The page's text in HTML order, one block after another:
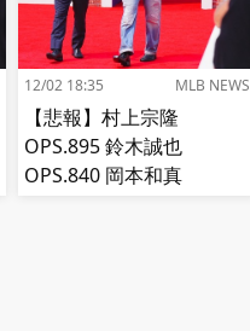
12/02 18:35 MLB NEWS
【悲報】村上宗隆
OPS.895 鈴木誠也
OPS.840 岡本和真